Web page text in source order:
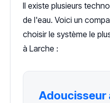
Il existe plusieurs
de l'eau. Voici un
choisir le système le
à Larche :
Adoucisseur